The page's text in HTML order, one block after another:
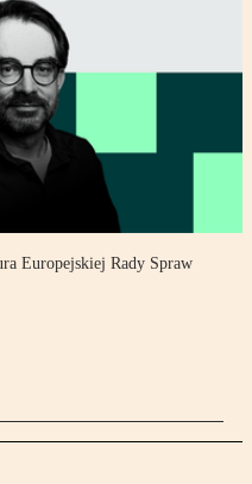
Europejskiej Rady Spraw